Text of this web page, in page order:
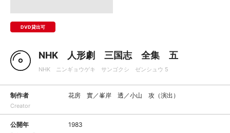
DVD貸出可
NHK 人形劇 三国志 全集 五
NHK ニンギョウゲキ サンゴクシ ゼンシュウ 5
制作者
Creator
花房 實／峯岸 透／小山 攻（演出）
公開年 1983